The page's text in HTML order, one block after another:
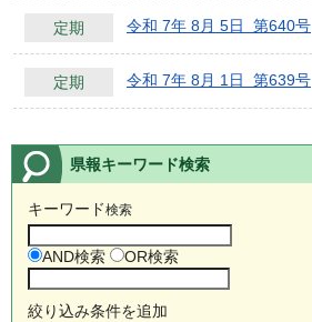
定期 令和 7年 8月 5日 第640号
定期 令和 7年 8月 1日 第639号
県報キーワード検索
キーワード検索
AND検索 OR検索
絞り込み条件を追加